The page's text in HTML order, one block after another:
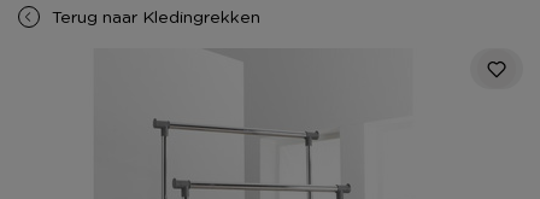
Terug naar Kledingrekken